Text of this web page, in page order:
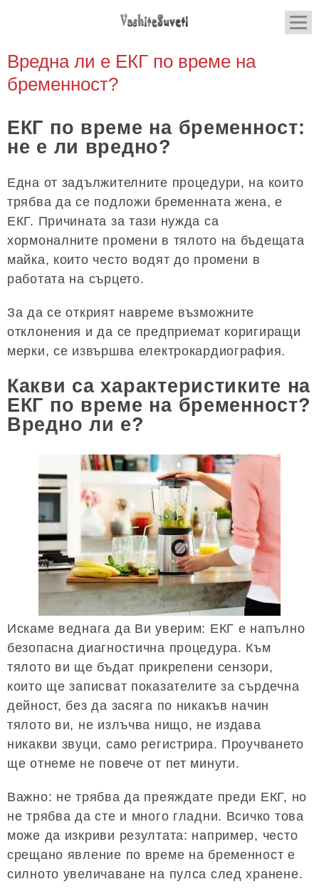
Вредна ли е ЕКГ по време на
бременност?
ЕКГ по време на бременност:
не е ли вредно?
Една от задължителните процедури, на които
трябва да се подложи бременната жена, е
ЕКГ. Причината за тази нужда са
хормоналните промени в тялото на бъдещата
майка, които често водят до промени в
работата на сърцето.
За да се открият навреме възможните
отклонения и да се предприемат коригиращи
мерки, се извършва електрокардиография.
Какви са характеристиките на
ЕКГ по време на бременност?
Вредно ли е?
Искаме веднага да Ви уверим: ЕКГ е напълно
безопасна диагностична процедура. Към
тялото ви ще бъдат прикрепени сензори,
които ще записват показателите за сърдечна
дейност, без да засяга по никакъв начин
тялото ви, не излъчва нищо, не издава
никакви звуци, само регистрира. Проучването
ще отнеме не повече от пет минути.
Важно: не трябва да преяждате преди ЕКГ, но
не трябва да сте и много гладни. Всичко това
може да изкриви резултата: например, често
срещано явление по време на бременност е
силното увеличаване на пулса след хранене.